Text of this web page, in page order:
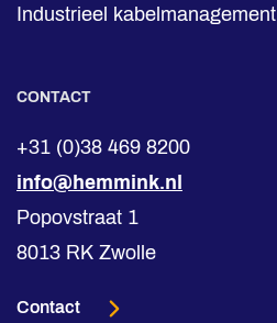
Industrieel kabelmanagement
CONTACT
+31 (0)38 469 8200
info@hemmink.nl
Popovstraat 1
8013 RK Zwolle
Contact